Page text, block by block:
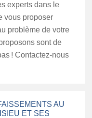
experts dans le
vous proposer
problème de votre
sont de
! Contactez-nous
AU
ET SES